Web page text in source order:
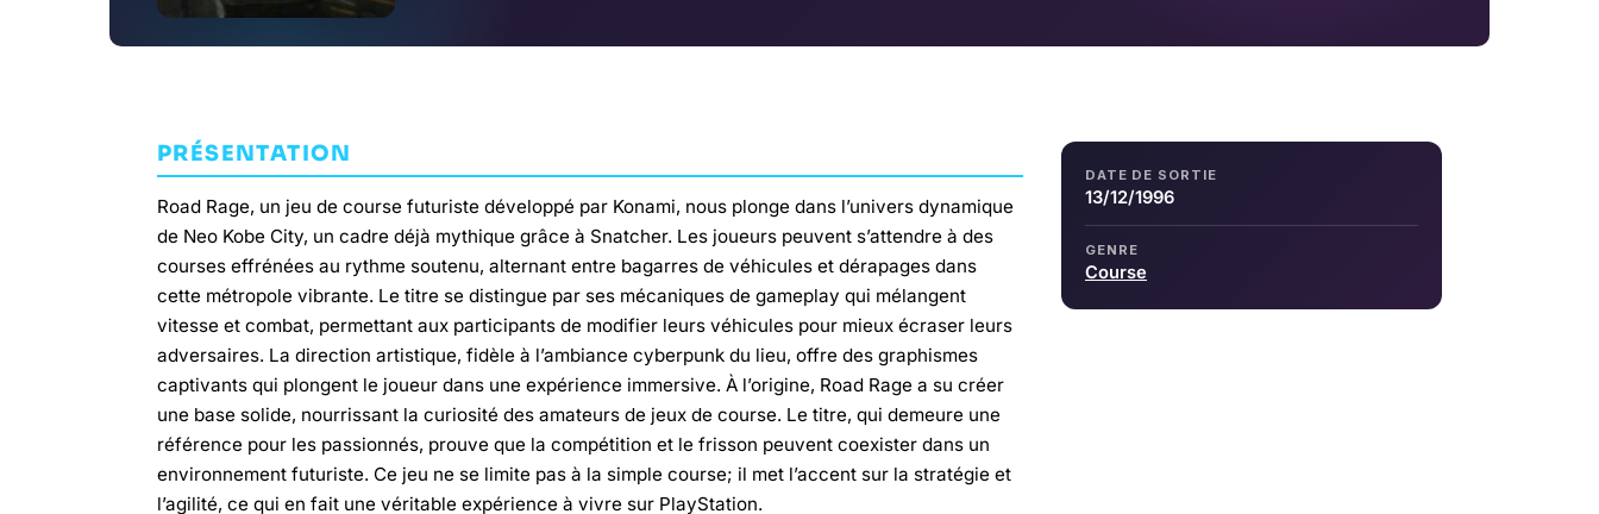
PRÉSENTATION
Road Rage, un jeu de course futuriste développé par Konami, nous plonge dans l’univers dynamique
de Neo Kobe City, un cadre déjà mythique grâce à Snatcher. Les joueurs peuvent s’attendre à des
courses effrénées au rythme soutenu, alternant entre bagarres de véhicules et dérapages dans
cette métropole vibrante. Le titre se distingue par ses mécaniques de gameplay qui mélangent
vitesse et combat, permettant aux participants de modifier leurs véhicules pour mieux écraser leurs
adversaires. La direction artistique, fidèle à l’ambiance cyberpunk du lieu, offre des graphismes
captivants qui plongent le joueur dans une expérience immersive. À l’origine, Road Rage a su créer
une base solide, nourrissant la curiosité des amateurs de jeux de course. Le titre, qui demeure une
référence pour les passionnés, prouve que la compétition et le frisson peuvent coexister dans un
environnement futuriste. Ce jeu ne se limite pas à la simple course; il met l’accent sur la stratégie et
l’agilité, ce qui en fait une véritable expérience à vivre sur PlayStation.
DATE DE SORTIE
13/12/1996
GENRE
Course